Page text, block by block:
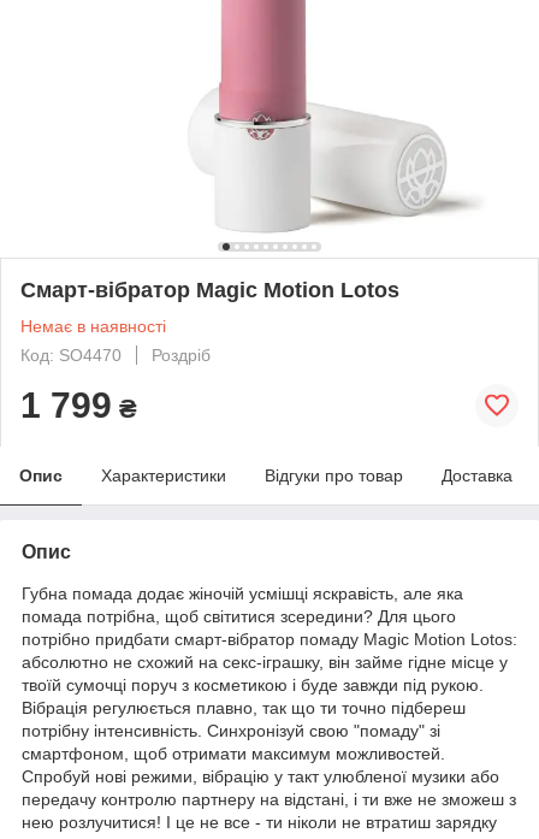
Смарт-вібратор Magic Motion Lotos
Немає в наявності
Код: SO4470
Роздріб
1 799 ₴
Опис Характеристики Відгуки про товар Доставка
Опис
Губна помада додає жіночій усмішці яскравість, але яка
помада потрібна, щоб світитися зсередини? Для цього
потрібно придбати смарт-вібратор помаду Magic Motion Lotos:
абсолютно не схожий на секс-іграшку, він займе гідне місце у
твоїй сумочці поруч з косметикою і буде завжди під рукою.
Вібрація регулюється плавно, так що ти точно підбереш
потрібну інтенсивність. Синхронізуй свою "помаду" зі
смартфоном, щоб отримати максимум можливостей.
Спробуй нові режими, вібрацію у такт улюбленої музики або
передачу контролю партнеру на відстані, і ти вже не зможеш з
нею розлучитися! І це не все - ти ніколи не втратиш зарядку